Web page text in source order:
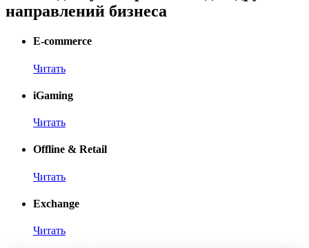
направлений бизнеса
E-commerce
Читать
iGaming
Читать
Offline & Retail
Читать
Exchange
Читать